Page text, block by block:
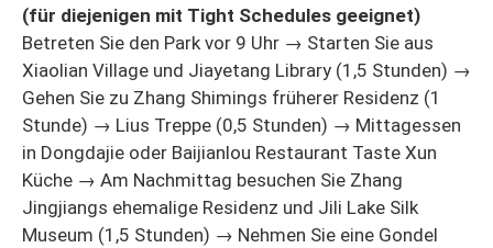
(für diejenigen mit Tight Schedules geeignet)
Betreten Sie den Park vor 9 Uhr → Starten Sie aus
Xiaolian Village und Jiayetang Library (1,5 Stunden) →
Gehen Sie zu Zhang Shimings früherer Residenz (1
Stunde) → Lius Treppe (0,5 Stunden) → Mittagessen
in Dongdajie oder Baijianlou Restaurant Taste Xun
Küche → Am Nachmittag besuchen Sie Zhang
Jingjiangs ehemalige Residenz und Jili Lake Silk
Museum (1,5 Stunden) → Nehmen Sie eine Gondel